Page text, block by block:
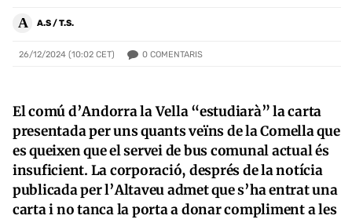
A A.S / T.S.
26/12/2024 (10:02 CET) 0 COMENTARIS
El comú d’Andorra la Vella “estudiarà” la carta
presentada per uns quants veïns de la Comella que
es queixen que el servei de bus comunal actual és
insuficient. La corporació, després de la notícia
publicada per l’Altaveu admet que s’ha entrat una
carta i no tanca la porta a donar compliment a les